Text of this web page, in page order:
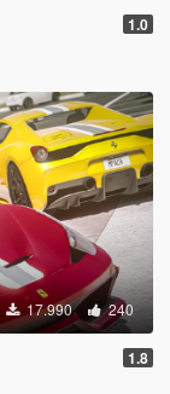
1.0
17.990 240
1.8